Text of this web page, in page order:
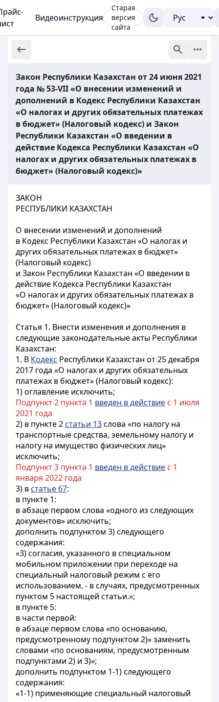
Видеоинструкция
Старая
версия
сайта
Закон Республики Казахстан от 24 июня 2021
года № 53-VII «О внесении изменений и
дополнений в Кодекс Республики Казахстан
«О налогах и других обязательных платежах
в бюджет» (Налоговый кодекс) и Закон
Республики Казахстан «О введении в
действие Кодекса Республики Казахстан «О
налогах и других обязательных платежах в
бюджет» (Налоговый кодекс)»
ЗАКОН
РЕСПУБЛИКИ КАЗАХСТАН
О внесении изменений и дополнений
в Кодекс Республики Казахстан «О налогах и
других обязательных платежах в бюджет»
(Налоговый кодекс)
и Закон Республики Казахстан «О введении в
действие Кодекса Республики Казахстан
«О налогах и других обязательных платежах в
бюджет» (Налоговый кодекс)»
Статья 1. Внести изменения и дополнения в
следующие законодательные акты Республики
Казахстан:
1. В Кодекс Республики Казахстан от 25 декабря
2017 года «О налогах и других обязательных
платежах в бюджет» (Налоговый кодекс):
1) оглавление исключить;
Подпункт 2 пункта 1 введен в действие с 1 июля
2021 года
2) в пункте 2 статьи 13слова «по налогу на
транспортные средства, земельному налогу и
налогу на имущество физических лиц»
исключить;
Подпункт 3 пункта 1 введен в действие с 1
января 2022 года
3) в статье 67:
в пункте 1:
в абзаце первом слова «одного из следующих
документов» исключить;
дополнить подпунктом 3) следующего
содержания:
«3) согласия, указанного в специальном
мобильном приложении при переходе на
специальный налоговый режим с его
использованием, - в случаях, предусмотренных
пунктом 5 настоящей статьи.»;
в пункте 5:
в части первой:
в абзаце первом слова «по основанию,
предусмотренному подпунктом 2)» заменить
словами «по основаниям, предусмотренным
подпунктами 2) и 3)»;
дополнить подпунктом 1-1) следующего
содержания:
«1-1) применяющие специальный налоговый